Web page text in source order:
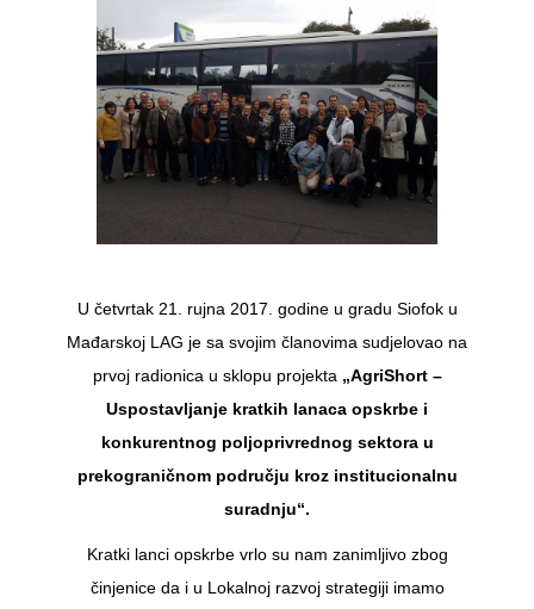
U četvrtak 21. rujna 2017. godine u gradu Siofok u
Mađarskoj LAG je sa svojim članovima sudjelovao na
prvoj radionica u sklopu projekta „AgriShort –
Uspostavljanje kratkih lanaca opskrbe i
konkurentnog poljoprivrednog sektora u
prekograničnom području kroz institucionalnu
suradnju“.
Kratki lanci opskrbe vrlo su nam zanimljivo zbog
činjenice da i u Lokalnoj razvoj strategiji imamo